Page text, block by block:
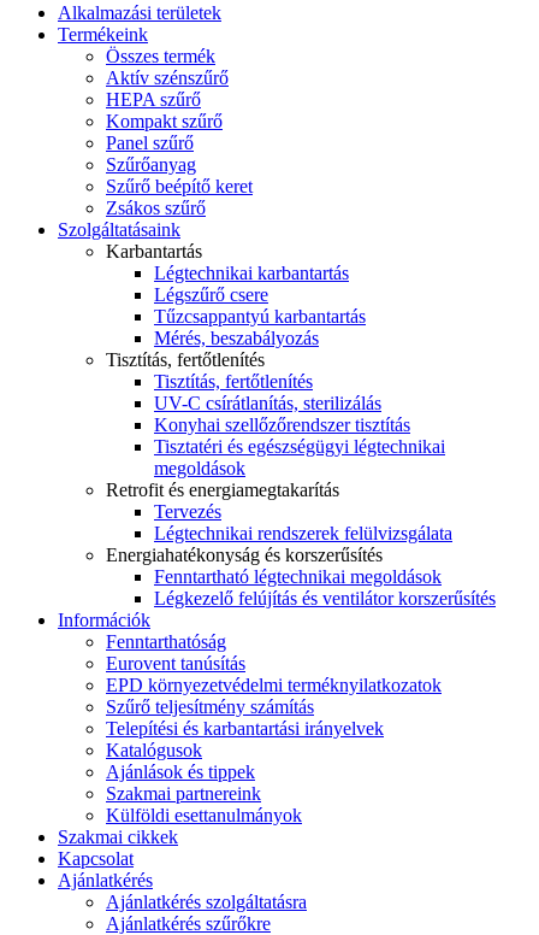
Alkalmazási területek
Termékeink
Összes termék
Aktív szénszűrő
HEPA szűrő
Kompakt szűrő
Panel szűrő
Szűrőanyag
Szűrő beépítő keret
Zsákos szűrő
Szolgáltatásaink
Karbantartás
Légtechnikai karbantartás
Légszűrő csere
Tűzcsappantyú karbantartás
Mérés, beszabályozás
Tisztítás, fertőtlenítés
Tisztítás, fertőtlenítés
UV-C csírátlanítás, sterilizálás
Konyhai szellőzőrendszer tisztítás
Tisztatéri és egészségügyi légtechnikai
megoldások
Retrofit és energiamegtakarítás
Tervezés
Légtechnikai rendszerek felülvizsgálata
Energiahatékonyság és korszerűsítés
Fenntartható légtechnikai megoldások
Légkezelő felújítás és ventilátor korszerűsítés
Információk
Fenntarthatóság
Eurovent tanúsítás
EPD környezetvédelmi terméknyilatkozatok
Szűrő teljesítmény számítás
Telepítési és karbantartási irányelvek
Katalógusok
Ajánlások és tippek
Szakmai partnereink
Külföldi esettanulmányok
Szakmai cikkek
Kapcsolat
Ajánlatkérés
Ajánlatkérés szolgáltatásra
Ajánlatkérés szűrőkre